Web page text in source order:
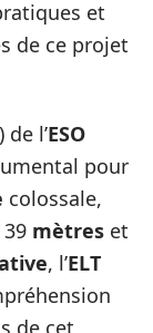
et
de ce projet
de l’ESO
pour
colossale,
mètres et
, l’ELT
de cet